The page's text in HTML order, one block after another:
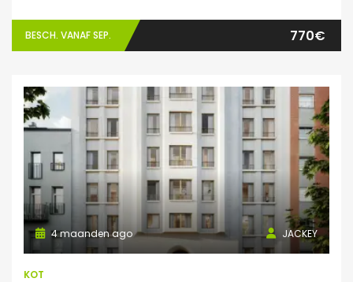
BESCH. VANAF SEP. 770€
JACKEY
4 maanden ago
KOT